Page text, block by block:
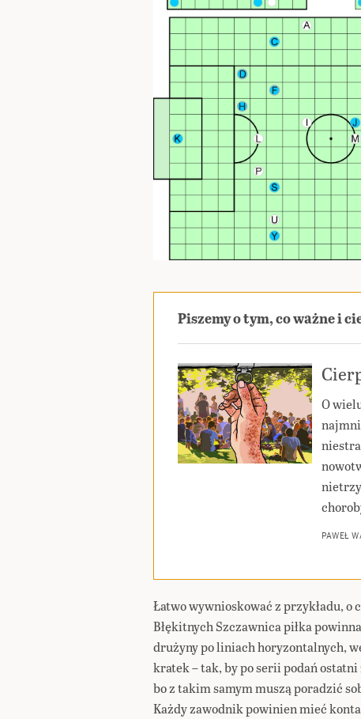
Piszemy o tym, co ważne i
O
PAWEŁ
Łatwo wywnioskować z przykładu,
Błękitnych Szczawnica piłka
drużyny po liniach horyzontalnych,
kratek – tak, by po serii podań
bo z takim samym muszą poradzić
Każdy zawodnik powinien mieć